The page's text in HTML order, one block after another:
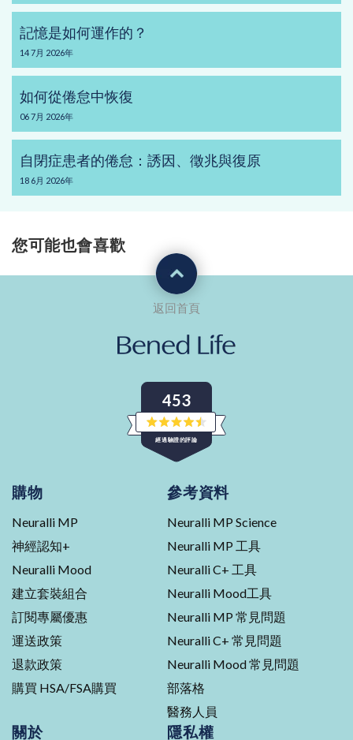
記憶是如何運作的？
147月 2026年
如何從倦怠中恢復
067月 2026年
自閉症患者的倦怠：誘因、徵兆與復原
18 6月 2026年
您可能也會喜歡
453
經過驗證的評論
評
分
4.5
星
分
5
則
核
實
評
論，
評
分
4.5
顆
星
（滿
購物
Neuralli MP
神經認知+
Neuralli Mood
建立套裝組合
訂閱專屬優惠
運送政策
退款政策
購買 HSA/FSA購買
參考資料
Neuralli MP Science
Neuralli MP 工具
Neuralli C+ 工具
Neuralli Mood工具
Neuralli MP 常見問題
Neuralli C+ 常見問題
Neuralli Mood 常見問題
部落格
醫務人員
關於 隱私權
返回首頁